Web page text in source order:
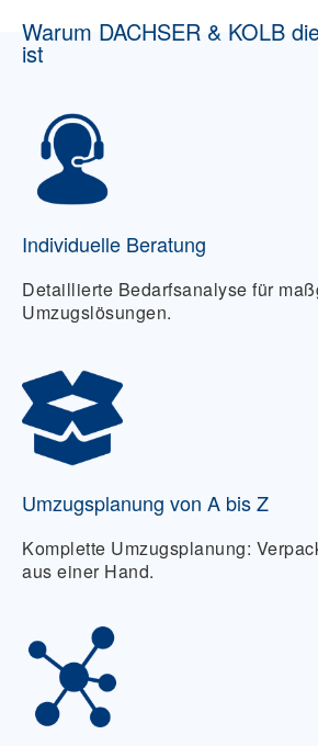
Warum DACHSER & KOLB
ist
Individuelle Beratung
Detaillierte Bedarfsanalyse für
Umzugslösungen.
Umzugsplanung von A bis Z
Komplette Umzugsplanung:
aus einer Hand.